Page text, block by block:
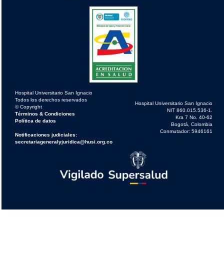
Hospital Universitario San Ignacio
Todos los derechos reservados
© Copyright
Términos & Condiciones
Política de datos
Notificaciones judiciales:
secretariageneralyjuridica@husi.org.co
Hospital Universitario San Ignacio
NIT 860.015.536-1.
Kra 7 No. 40-62
Bogotá, Colombia
Conmutador: 5946161